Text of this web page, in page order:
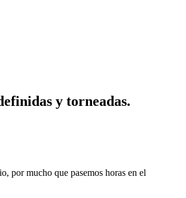
y torneadas.
por mucho que pasemos horas en el